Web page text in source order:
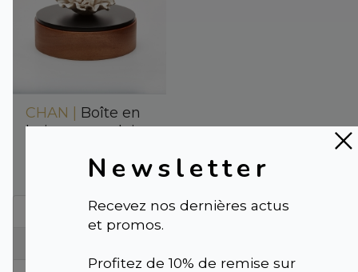
Newsletter
Recevez nos dernières actus
et promos.
Profitez de 10% de remise sur
CHAN | Boîte en
bois et porcelaine
← Précédent